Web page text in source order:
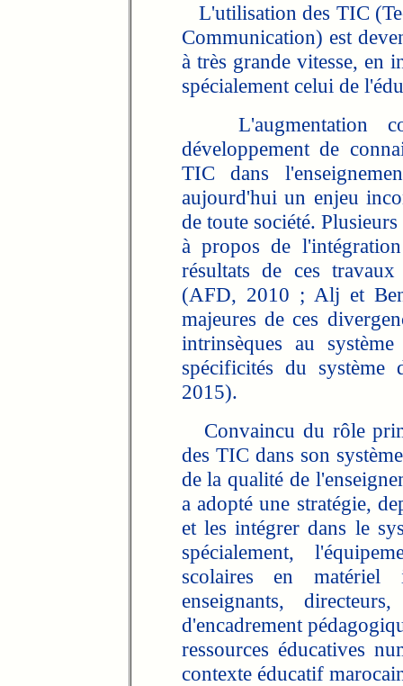
L'utilisation des TIC
Communication) est
à très grande vitesse, en
spécialement celui de
L'augmentation
développement de
TIC dans
aujourd'hui un enjeu
de toute société.
à propos de
résultats de ces
(AFD, 2010 ; Alj et
majeures de ces
intrinsèques au
spécificités du système
2015).
Convaincu du rôle
des TIC dans son
de la qualité de
a adopté une stratégie,
et les intégrer dans le
spécialement,
scolaires en matériel
enseignants,
d'encadrement
ressources éducatives
contexte éducatif